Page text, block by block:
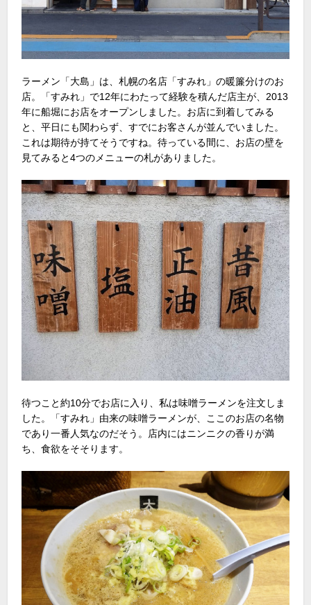
ラーメン「大島」は、札幌の名店「すみれ」の暖簾分けのお
店。「すみれ」で12年にわたって経験を積んだ店主が、2013
年に船堀にお店をオープンしました。お店に到着してみる
と、平日にも関わらず、すでにお客さんが並んでいました。
これは期待が持てそうですね。待っている間に、お店の壁を
見てみると4つのメニューの札がありました。
待つこと約10分でお店に入り、私は味噌ラーメンを注文しま
した。「すみれ」由来の味噌ラーメンが、ここのお店の名物
であり一番人気なのだそう。店内にはニンニクの香りが満
ち、食欲をそそります。